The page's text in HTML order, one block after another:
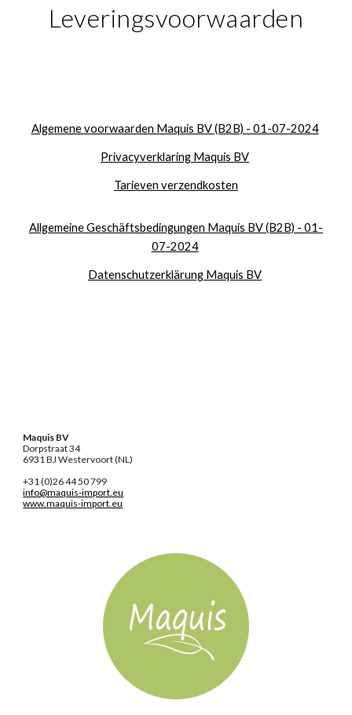
Leveringsvoorwaarden
Algemene voorwaarden Maquis BV (B2B) - 01-07-2024
Privacyverklaring Maquis BV
Tarieven verzendkosten
Allgemeine Geschäftsbedingungen Maquis BV (B2B) - 01-
07-2024
Datenschutzerklärung Maquis BV
Maquis BV
Dorpstraat 34
6931 BJ Westervoort (NL)
+31 (0)26 44 50 799
info@maquis-import.eu
www.maquis-import.eu